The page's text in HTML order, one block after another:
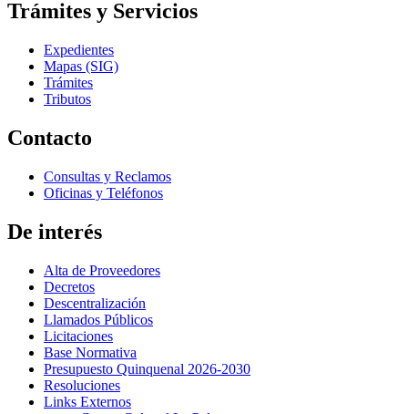
Trámites y Servicios
Expedientes
Mapas (SIG)
Trámites
Tributos
Contacto
Consultas y Reclamos
Oficinas y Teléfonos
De interés
Alta de Proveedores
Decretos
Descentralización
Llamados Públicos
Licitaciones
Base Normativa
Presupuesto Quinquenal 2026-2030
Resoluciones
Links Externos